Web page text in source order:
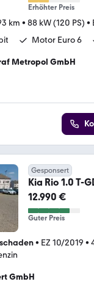
Erhöhter Preis
km • 88 kW (120 PS) •
Motor Euro 6
Metropol GmbH
Gesponsert
Kia Rio 1.0 T-
12.990 €
Guter Preis
• EZ 10/2019 •
GmbH